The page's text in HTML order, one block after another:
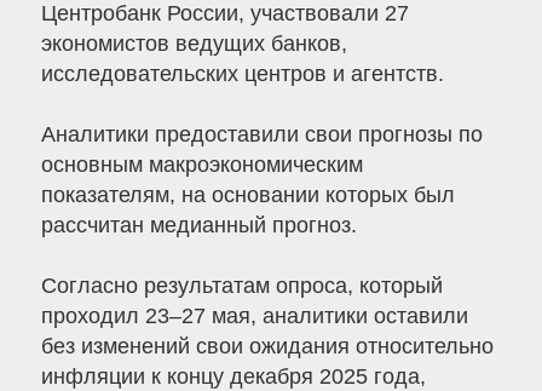
Центробанк России, участвовали 27
экономистов ведущих банков,
исследовательских центров и агентств.
Аналитики предоставили свои прогнозы по
основным макроэкономическим
показателям, на основании которых был
рассчитан медианный прогноз.
Согласно результатам опроса, который
проходил 23–27 мая, аналитики оставили
без изменений свои ожидания относительно
инфляции к концу декабря 2025 года,